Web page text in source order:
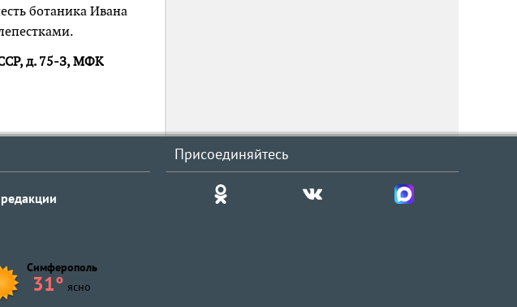
ботаника Ивана
д. 75-З, МФК
Присоединяйтесь
Симферополь
31° ясно